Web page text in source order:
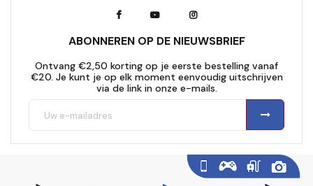
ABONNEREN OP DE NIEUWSBRIEF
Ontvang €2,50 korting op je eerste bestelling vanaf
€20. Je kunt je op elk moment eenvoudig uitschrijven
via de link in onze e-mails.